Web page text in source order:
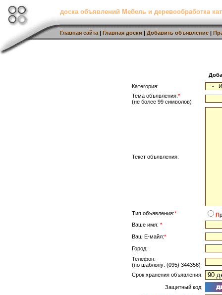
доска объявлений Мебель и деревообработка
Главная сайта | Главная доски | Добавить объявление |
Категория:
Тема объявления:*
(не более 99 символов)
Текст объявления:
Тип объявления:* П
Ваше имя: *
Ваш Е-майл:*
Город:
Телефон:
(по шаблону: (095) 344356)
Срок хранения объявления:
Защитный код: